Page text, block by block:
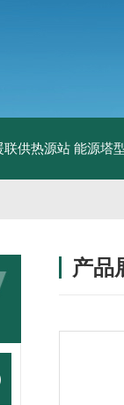
联供热源站 能源塔
产品